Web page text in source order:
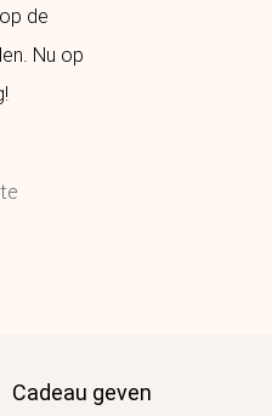
de
Nu op
Cadeau geven